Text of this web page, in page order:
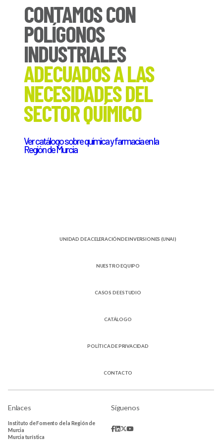
CONTAMOS CON
POLÍGONOS
INDUSTRIALES
ADECUADOS A LAS
NECESIDADES DEL
SECTOR QUÍMICO
Ver catálogo sobre química y farmacia en la
Región de Murcia
UNIDAD DE ACELERACIÓNDE INVERSIONES (UNAI)
NUESTRO EQUIPO
CASOS DE ESTUDIO
CATÁLOGO
POLÍTICA DE PRIVACIDAD
CONTACTO
Enlaces
Instituto de Fomento de la Región de
Murcia
Murcia turística
Síguenos